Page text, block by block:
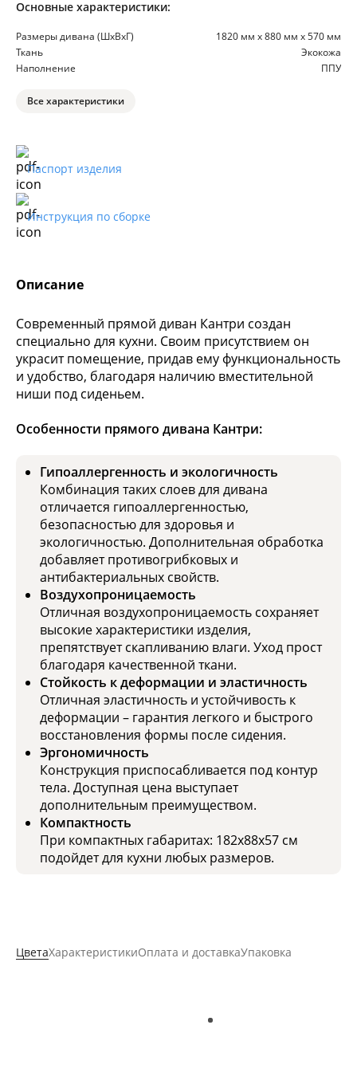
Описание
Современный прямой диван Кантри создан
специально для кухни. Своим присутствием он
украсит помещение, придав ему функциональность
и удобство, благодаря наличию вместительной
ниши под сиденьем.
Особенности прямого дивана Кантри:
Гипоаллергенность и экологичность
Комбинация таких слоев для дивана
отличается гипоаллергенностью,
безопасностью для здоровья и
экологичностью. Дополнительная обработка
добавляет противогрибковых и
антибактериальных свойств.
Воздухопроницаемость
Отличная воздухопроницаемость сохраняет
высокие характеристики изделия,
препятствует скапливанию влаги. Уход прост
благодаря качественной ткани.
Стойкость к деформации и эластичность
Отличная эластичность и устойчивость к
деформации – гарантия легкого и быстрого
восстановления формы после сидения.
Эргономичность
Конструкция приспосабливается под контур
тела. Доступная цена выступает
дополнительным преимуществом.
Компактность
При компактных габаритах: 182x88х57 см
подойдет для кухни любых размеров.
ЦветаХарактеристикиОплата и доставкаУпаковка
Основные характеристики:
Размеры дивана (ШхВхГ)
1820 мм х 880 мм х 570 мм
Ткань
Экокожа
Наполнение
ППУ
Все характеристики
Паспорт изделия
Инструкция по сборке